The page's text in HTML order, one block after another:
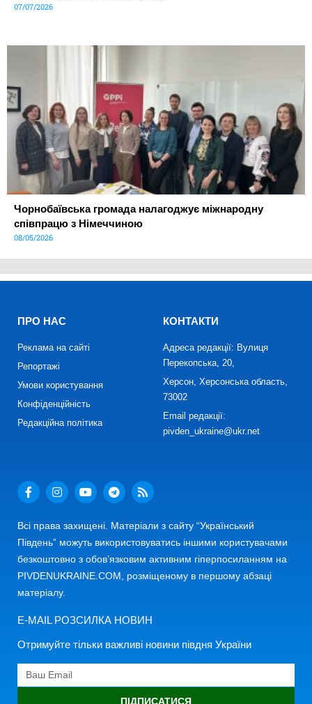
07/07/2026
Чорнобаївська громада налагоджує міжнародну
співпрацю з Німеччиною
08/05/2026
ПРО НАС
Реклама на сайті
Репортажі
Умови користування
Конфіденційність
Редакційна політика
КОНТАКТИ
Адреса редакції: Вулиця
Перекопська, 20,
Херсон, Херсонська область,
73002
Email редакції:
pivden_ukraine@ukr.net
Всі права захищені. Матеріали з сайту “Український
Південь” можуть використовуватись іншими користувачами
безкоштовно з обов’язковим активним гіперпосиланням на
PIVDENUKRAINE.COM, розміщеному в першому абзаці
матеріалу.
E-MAIL РОЗСИЛКА НОВИН
Отримуйте тільки важливі новини півдня України
ПІДПИСАТИСЯ